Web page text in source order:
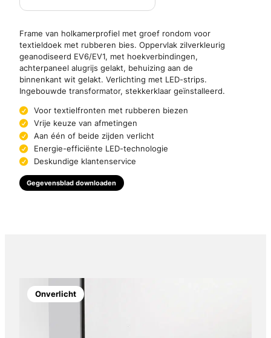
Frame van holkamerprofiel met groef rondom voor
textieldoek met rubberen bies. Oppervlak zilverkleurig
geanodiseerd EV6/EV1, met hoekverbindingen,
achterpaneel alugrijs gelakt, behuizing aan de
binnenkant wit gelakt. Verlichting met LED-strips.
Ingebouwde transformator, stekkerklaar geïnstalleerd.
Voor textielfronten met rubberen biezen
Vrije keuze van afmetingen
Aan één of beide zijden verlicht
Energie-efficiënte LED-technologie
Deskundige klantenservice
Gegevensblad downloaden
Onverlicht